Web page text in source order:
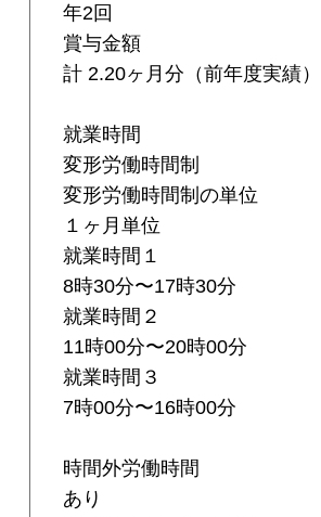
年2回
賞与金額
計 2.20ヶ月分（前年度実績）
就業時間
変形労働時間制
変形労働時間制の単位
１ヶ月単位
就業時間１
8時30分〜17時30分
就業時間２
11時00分〜20時00分
就業時間３
7時00分〜16時00分
時間外労働時間
あり